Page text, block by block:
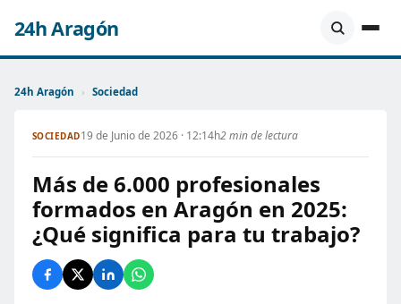
24h Aragón
24h Aragón › Sociedad
SOCIEDAD19 de Junio de 2026 · 12:14h2 min de lectura
Más de 6.000 profesionales
formados en Aragón en 2025:
¿Qué significa para tu trabajo?